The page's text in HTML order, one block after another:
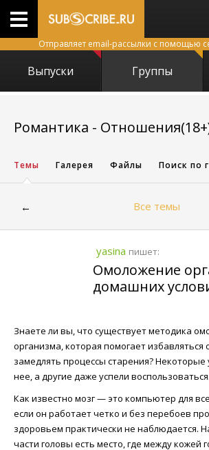
Отправляет email-рассылки с помощью
Выпуски Группы
Романтика -
Темы Галерея Файлы Поиск по
← Все темы
yasina пишет:
Омоложение
домашних
Знаете ли вы, что существует методика
организма, которая помогает избавляться
замедлять процессы старения?
нее, а другие даже успели воспользоваться.
Как известно мозг — это компьютер для
если он работает четко и без перебоев
здоровьем практически не наблюдается.
части головы есть место, где между кожей